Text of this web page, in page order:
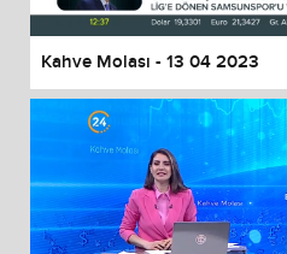
Kahve Molası - 13 04 2023